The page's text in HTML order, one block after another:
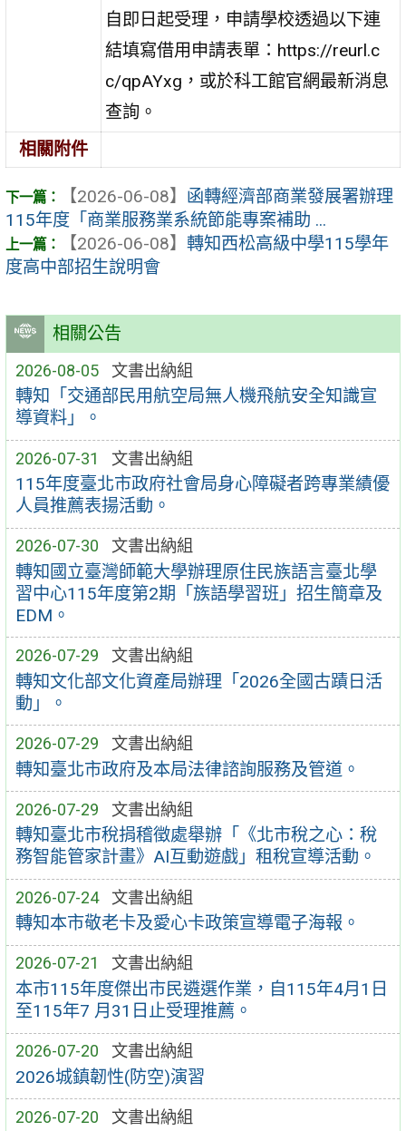
相關公告
2026-08-05 文書出納組
轉知「交通部民用航空局無人機飛航安全知識宣
導資料」。
2026-07-31 文書出納組
115年度臺北市政府社會局身心障礙者跨專業績優
人員推薦表揚活動。
2026-07-30 文書出納組
轉知國立臺灣師範大學辦理原住民族語言臺北學
習中心115年度第2期「族語學習班」招生簡章及
EDM。
2026-07-29 文書出納組
轉知文化部文化資產局辦理「2026全國古蹟日活
動」。
2026-07-29 文書出納組
轉知臺北市政府及本局法律諮詢服務及管道。
2026-07-29 文書出納組
轉知臺北市稅捐稽徵處舉辦「《北市稅之心：稅
務智能管家計畫》AI互動遊戲」租稅宣導活動。
2026-07-24 文書出納組
轉知本市敬老卡及愛心卡政策宣導電子海報。
2026-07-21 文書出納組
本市115年度傑出市民遴選作業，自115年4月1日
至115年7 月31日止受理推薦。
2026-07-20 文書出納組
2026城鎮韌性(防空)演習
2026-07-20 文書出納組
自即日起受理，申請學校透過以下連
結填寫借用申請表單：https://reurl.c
c/qpAYxg，或於科工館官網最新消息
查詢。
相關附件
【2026-06-08】 函轉經濟部商業發展署辦理
115年度「商業服務業系統節能專案補助 ...
【2026-06-08】 轉知西松高級中學115學年
度高中部招生說明會